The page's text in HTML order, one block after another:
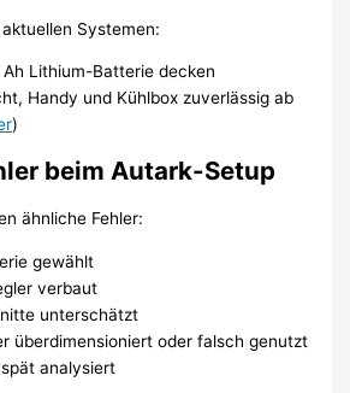
Systemen:
Lithium-Batterie decken
Handy und Kühlbox zuverlässig ab
)
beim Autark-Setup
ähnliche Fehler:
gewählt
verbaut
unterschätzt
überdimensioniert oder falsch genutzt
analysiert